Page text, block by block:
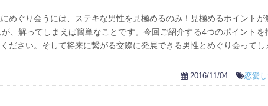
めぐり会うには、ステキな男性を見極めるのみ！見極めるポイントが
、解ってしまえば簡単なことです。今回ご紹介する4つのポイントを
ださい。そして将来に繋がる交際に発展できる男性とめぐり会ってし
2016/11/04 恋愛